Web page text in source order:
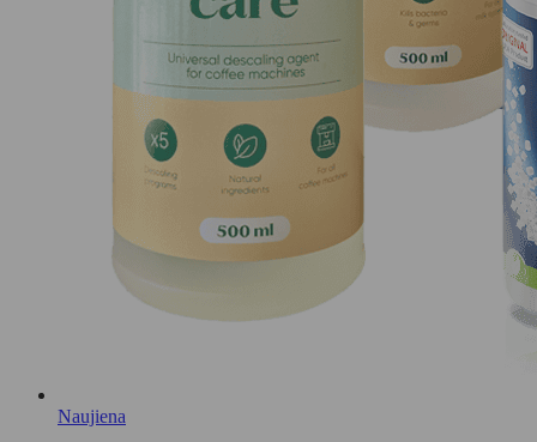
Naujiena